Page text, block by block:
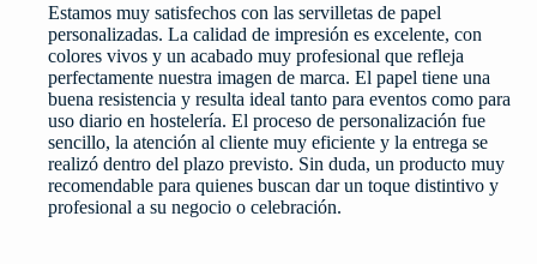
Estamos muy satisfechos con las servilletas de papel
personalizadas. La calidad de impresión es excelente, con
colores vivos y un acabado muy profesional que refleja
perfectamente nuestra imagen de marca. El papel tiene una
buena resistencia y resulta ideal tanto para eventos como para
uso diario en hostelería. El proceso de personalización fue
sencillo, la atención al cliente muy eficiente y la entrega se
realizó dentro del plazo previsto. Sin duda, un producto muy
recomendable para quienes buscan dar un toque distintivo y
profesional a su negocio o celebración.